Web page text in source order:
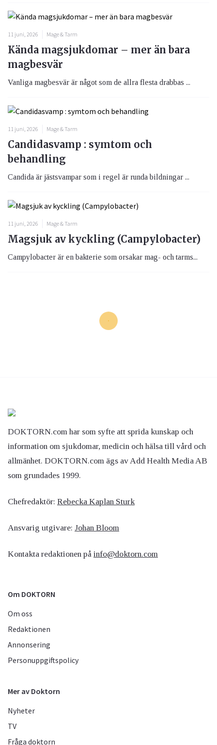
11 juni, 2026 Mage & Tarm
Kända magsjukdomar – mer än bara
magbesvär
Vanliga magbesvär är något som de allra flesta drabbas ...
11 juni, 2026 Mage & Tarm
Candidasvamp : symtom och
behandling
Candida är jästsvampar som i regel är runda bildningar ...
11 juni, 2026 Mage & Tarm
Magsjuk av kyckling (Campylobacter)
Campylobacter är en bakterie som orsakar mag- och tarms...
DOKTORN.com har som syfte att sprida kunskap och
information om sjukdomar, medicin och hälsa till vård och
allmänhet. DOKTORN.com ägs av Add Health Media AB
som grundades 1999.
Chefredaktör: Rebecka Kaplan Sturk
Ansvarig utgivare: Johan Bloom
Kontakta redaktionen på info@doktorn.com
Om DOKTORN
Om oss
Redaktionen
Annonsering
Personuppgiftspolicy
Mer av Doktorn
Nyheter
TV
Fråga doktorn